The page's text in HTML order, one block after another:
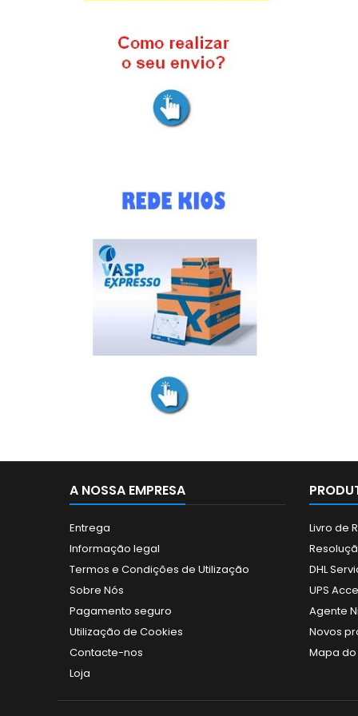
A NOSSA EMPRESA
Entrega
Informação legal
Termos e Condições de Utilização
Sobre Nós
Pagamento seguro
Utilização de Cookies
Contacte-nos
Loja
Livro de
DHL
UPS
Agente
Novos
Mapa do